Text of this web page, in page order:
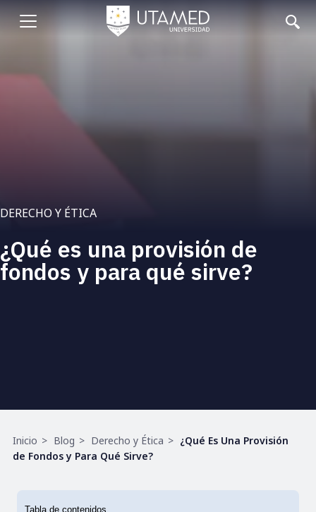
Pasar
Abrir
DERECHO Y ÉTICA
¿Qué es una provisión de
fondos y para qué sirve?
Ruta
de
Inicio Blog Derecho y Ética
¿Qué Es Una Provisión
de Fondos y Para Qué Sirve?